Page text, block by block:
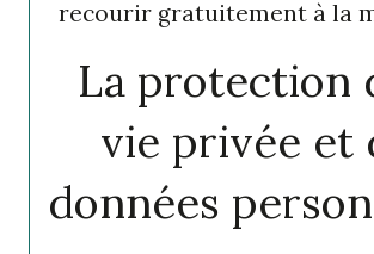
recourir gratuitement à la
La protection
vie privée et
données